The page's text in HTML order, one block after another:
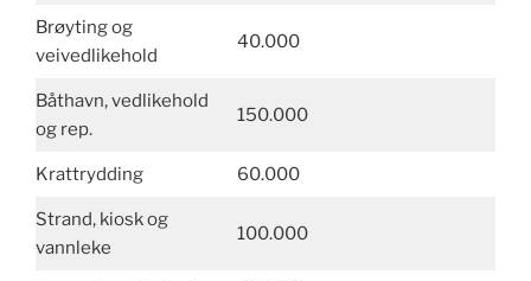
Brøyting og
veivedlikehold
40.000
Båthavn, vedlikehold
og rep.
150.000
Krattrydding 60.000
Strand, kiosk og
vannleke
100.000